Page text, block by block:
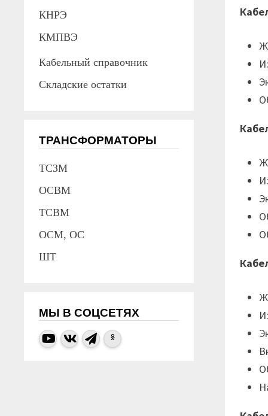
КНРЭ
КМПВЭ
Кабельный справочник
Складские остатки
ТРАНСФОРМАТОРЫ
ТСЗМ
ОСВМ
ТСВМ
ОСМ, ОС
ШТ
МЫ В СОЦСЕТЯХ